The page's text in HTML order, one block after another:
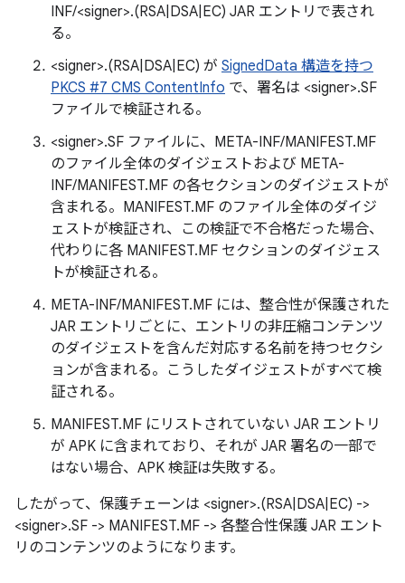
INF/<signer>.(RSA|DSA|EC) JAR エントリで表され
る。
<signer>.(RSA|DSA|EC) が SignedData 構造を持つ
PKCS #7 CMS ContentInfo で、署名は <signer>.SF
ファイルで検証される。
<signer>.SF ファイルに、META-INF/MANIFEST.MF
のファイル全体のダイジェストおよび META-
INF/MANIFEST.MF の各セクションのダイジェストが
含まれる。MANIFEST.MF のファイル全体のダイジ
ェストが検証され、この検証で不合格だった場合、
代わりに各 MANIFEST.MF セクションのダイジェス
トが検証される。
META-INF/MANIFEST.MF には、整合性が保護された
JAR エントリごとに、エントリの非圧縮コンテンツ
のダイジェストを含んだ対応する名前を持つセクシ
ョンが含まれる。こうしたダイジェストがすべて検
証される。
MANIFEST.MF にリストされていない JAR エントリ
が APK に含まれており、それが JAR 署名の一部で
はない場合、APK 検証は失敗する。
したがって、保護チェーンは <signer>.(RSA|DSA|EC) ->
<signer>.SF -> MANIFEST.MF -> 各整合性保護 JAR エント
リのコンテンツのようになります。